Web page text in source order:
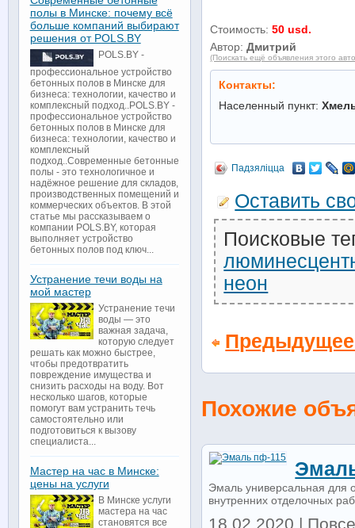
Стоимость:50 usd.
Автор:Дмитрий
(Поискать ещё объявления этого
Контакты:
Населенный пункт:
Падзяліцца
Оставить
Поисковые
неон
Похожие
Эмаль универсальная для
внутренних отделочных
18.02.2020 |
полы в Минске: почему всё
больше компаний выбирают
решения от POLS.BY
POLS.BY -
профессиональное устройство
бетонных полов в Минске для
бизнеса: технологии, качество и
комплексный подход..POLS.BY -
профессиональное устройство
бетонных полов в Минске для
бизнеса: технологии, качество и
комплексный
подход..Современные бетонные
полы - это технологичное и
надёжное решение для складов,
производственных помещений и
коммерческих объектов. В этой
статье мы рассказываем о
компании POLS.BY, которая
выполняет устройство
бетонных полов под ключ...
Устранение течи воды на
мой мастер
Устранение течи
воды — это
важная задача,
которую следует
решать как можно быстрее,
чтобы предотвратить
повреждение имущества и
снизить расходы на воду. Вот
несколько шагов, которые
помогут вам устранить течь
самостоятельно или
подготовиться к вызову
специалиста...
Мастер на час в Минске:
цены на услуги
В Минске услуги
мастера на час
становятся все